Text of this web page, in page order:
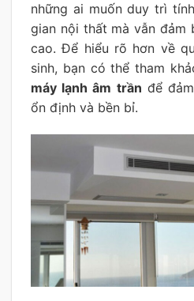
những ai muốn duy trì
gian nội thất mà vẫn đảm
cao. Để hiểu rõ hơn về
sinh, bạn có thể tham
máy lạnh âm trần để
ổn định và bền bỉ.